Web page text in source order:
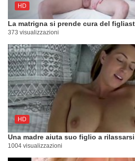
HD
La matrigna si prende cura del
373 visualizzazioni
HD
Una madre aiuta suo figlio a
1004 visualizzazioni